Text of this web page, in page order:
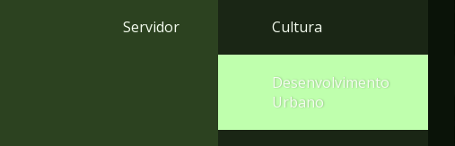
Servidor Cultura
Desenvolvimento
Urbano